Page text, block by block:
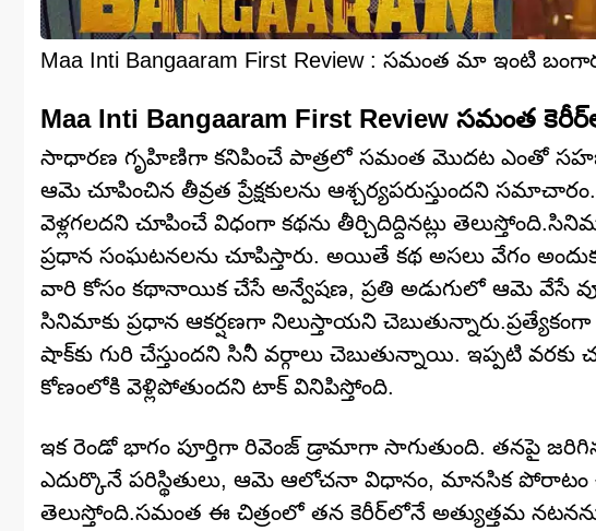
Maa Inti Bangaaram First Review : సమంత మా ఇంటి
Maa Inti Bangaaram First Review సమంత
సాధారణ గృహిణిగా కనిపించే పాత్రలో సమంత మొదట ఎంతో
ఆమె చూపించిన తీవ్రత ప్రేక్షకులను ఆశ్చర్యపరుస్తుందని
వెళ్లగలదని చూపించే విధంగా కథను తీర్చిదిద్దినట్లు
ప్రధాన సంఘటనలను చూపిస్తారు. అయితే కథ అసలు వేగం
వారి కోసం కథానాయిక చేసే అన్వేషణ, ప్రతి అడుగులో ఆమె వేసే
సినిమాకు ప్రధాన ఆకర్షణగా నిలుస్తాయని చెబుతున్నారు.ప్రత్యేకంగా
షాక్‌కు గురి చేస్తుందని సినీ వర్గాలు చెబుతున్నాయి. ఇప్పటి
కోణంలోకి వెళ్లిపోతుందని టాక్ వినిపిస్తోంది.
ఇక రెండో భాగం పూర్తిగా రివెంజ్ డ్రామాగా సాగుతుంది. తనపై
ఎదుర్కొనే పరిస్థితులు, ఆమె ఆలోచనా విధానం, మానసిక పోరాటం
తెలుస్తోంది.సమంత ఈ చిత్రంలో తన కెరీర్‌లోనే అత్యుత్తమ నటనను